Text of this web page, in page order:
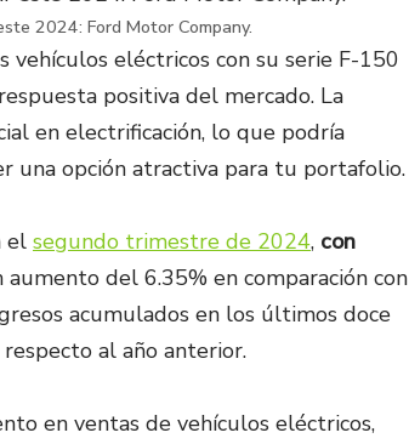
2024: Ford Motor Company.
vehículos eléctricos con su serie F-150
positiva del mercado. La
en electrificación, lo que podría
una opción atractiva para tu portafolio.
el segundo trimestre de 2024, con
del 6.35% en comparación con
acumulados en los últimos doce
al año anterior​.
en ventas de vehículos eléctricos,